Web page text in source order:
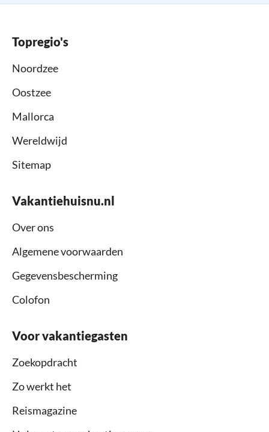
Topregio's
Noordzee
Oostzee
Mallorca
Wereldwijd
Sitemap
Vakantiehuisnu.nl
Over ons
Algemene voorwaarden
Gegevensbescherming
Colofon
Voor vakantiegasten
Zoekopdracht
Zo werkt het
Reismagazine